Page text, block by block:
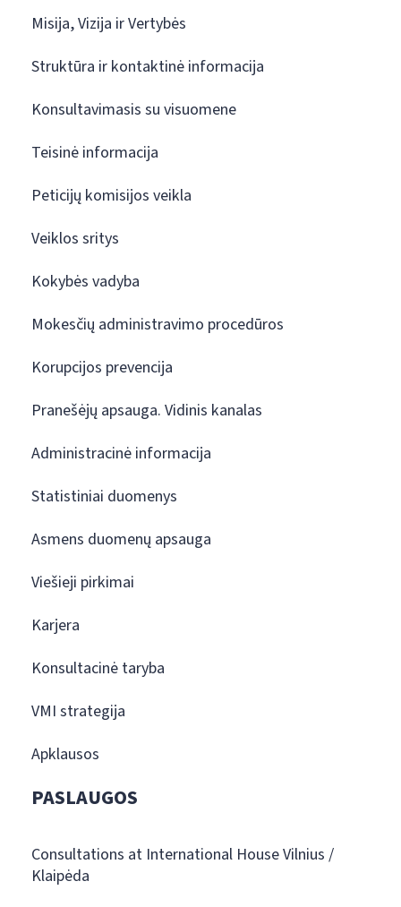
Misija, Vizija ir Vertybės
Struktūra ir kontaktinė informacija
Konsultavimasis su visuomene
Teisinė informacija
Peticijų komisijos veikla
Veiklos sritys
Kokybės vadyba
Mokesčių administravimo procedūros
Korupcijos prevencija
Pranešėjų apsauga. Vidinis kanalas
Administracinė informacija
Statistiniai duomenys
Asmens duomenų apsauga
Viešieji pirkimai
Karjera
Konsultacinė taryba
VMI strategija
Apklausos
PASLAUGOS
Consultations at International House Vilnius /
Klaipėda